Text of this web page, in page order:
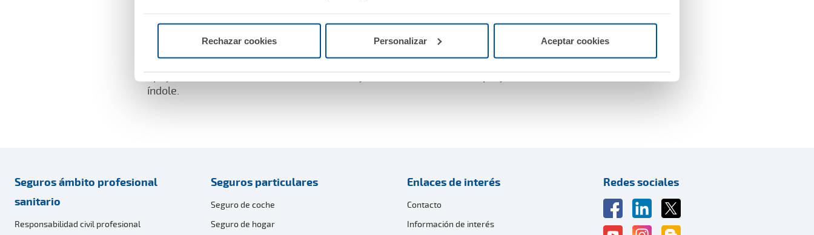
Rechazar cookies Personalizar Aceptar cookies
La Fundación A.M.A. apuesta por los profesionales sanitarios desde el comienzo de sus carreras. Por ello,
entrega una serie de premios a los mutualistas y también de becas a los estudiantes, con el objetivo de
índole.
Seguros ámbito profesional
sanitario
Responsabilidad civil profesional
Seguros particulares
Seguro de coche
Seguro de hogar
Enlaces de interés
Contacto
Información de interés
Redes sociales